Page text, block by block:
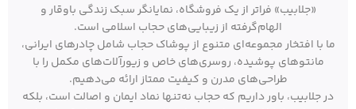
«جلابیب» فراتر از یک فروشگاه، نمایانگر سبک زندگی باوقار و
الهام‌گرفته از زیبایی‌های حجاب اسلامی است.
ما با افتخار مجموعه‌ای متنوع از پوشاک حجاب شامل چادرهای ایرانی،
مانتوهای پوشیده، روسری‌های خاص و زیورآلات‌های مکمل را با
طراحی‌های مدرن و کیفیت ممتاز ارائه می‌دهیم.
در جلابیب، باور داریم که حجاب نه‌تنها نماد ایمان و اصالت است، بلکه